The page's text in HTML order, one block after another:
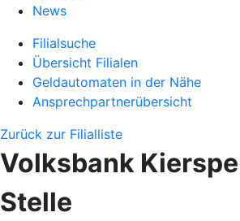
News
Filialsuche
Übersicht Filialen
Geldautomaten in der Nähe
Ansprechpartnerübersicht
Zurück zur Filialliste
Volksbank Kierspe
Stelle